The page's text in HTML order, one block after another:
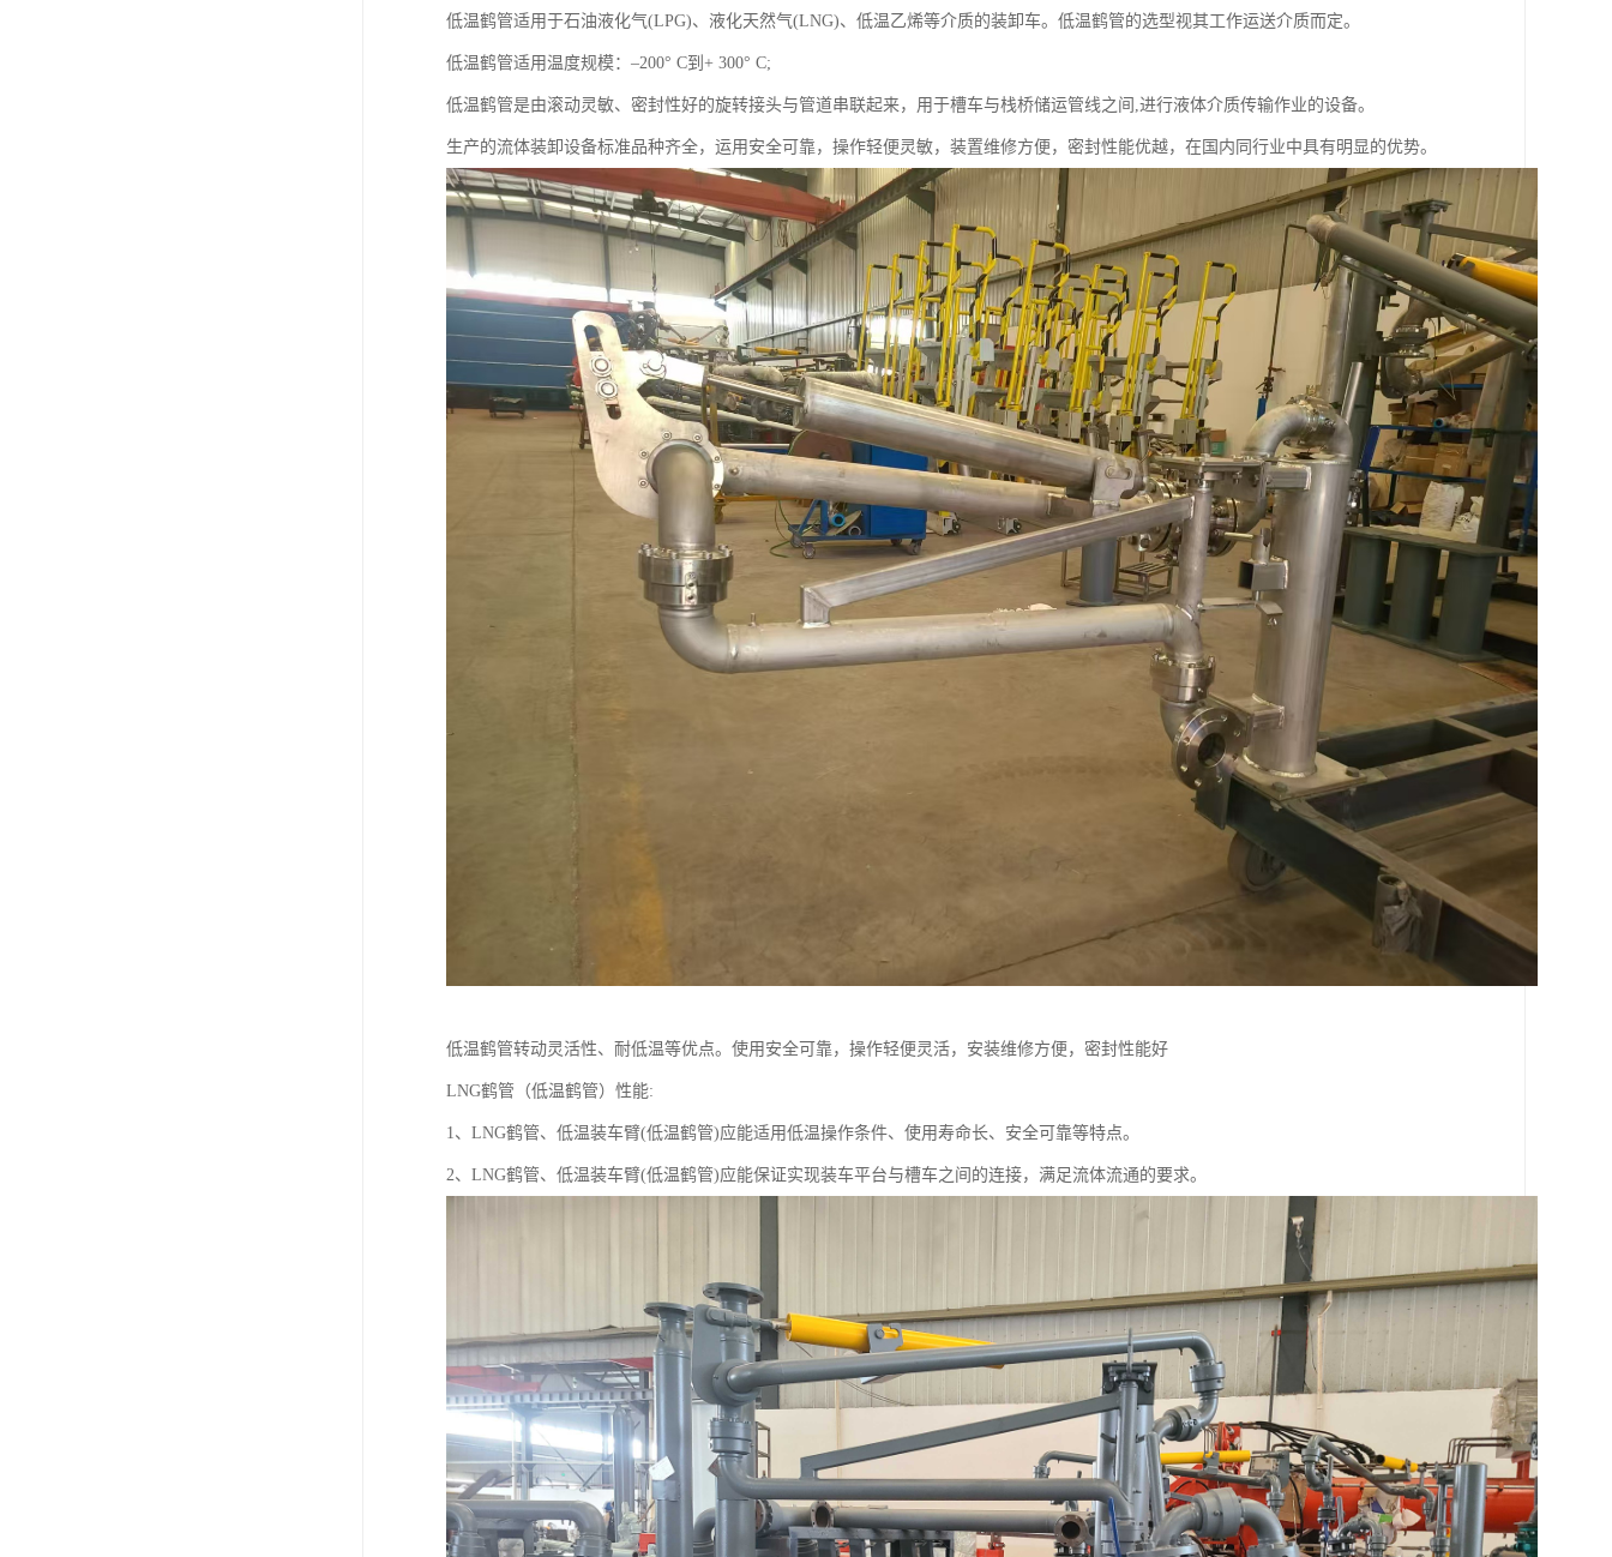
低温鹤管适用于石油液化气(LPG)、液化天然气(LNG)、低温乙烯等介质的装卸车。低温鹤管的选型视其工作运送介质而定。
低温鹤管适用温度规模：–200° C到+ 300° C;
低温鹤管是由滚动灵敏、密封性好的旋转接头与管道串联起来，用于槽车与栈桥储运管线之间,进行液体介质传输作业的设备。
生产的流体装卸设备标准品种齐全，运用安全可靠，操作轻便灵敏，装置维修方便，密封性能优越，在国内同行业中具有明显的优势。
低温鹤管转动灵活性、耐低温等优点。使用安全可靠，操作轻便灵活，安装维修方便，密封性能好
LNG鹤管（低温鹤管）性能:
1、LNG鹤管、低温装车臂(低温鹤管)应能适用低温操作条件、使用寿命长、安全可靠等特点。
2、LNG鹤管、低温装车臂(低温鹤管)应能保证实现装车平台与槽车之间的连接，满足流体流通的要求。